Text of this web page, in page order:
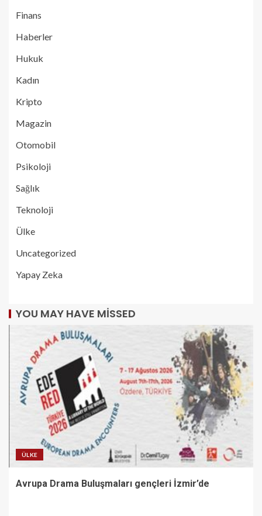
Finans
Haberler
Hukuk
Kadın
Kripto
Magazin
Otomobil
Psikoloji
Sağlık
Teknoloji
Ülke
Uncategorized
Yapay Zeka
YOU MAY HAVE MISSED
ÜLKE
Avrupa Drama Buluşmaları gençleri İzmir’de